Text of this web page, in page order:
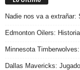
Nadie nos va a extrañar:
Edmonton Oilers:
Minnesota
Dallas Mavericks: